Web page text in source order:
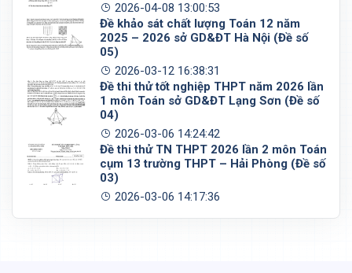
2026-04-08 13:00:53
Đề khảo sát chất lượng Toán 12 năm
2025 – 2026 sở GD&ĐT Hà Nội (Đề số
05)
2026-03-12 16:38:31
Đề thi thử tốt nghiệp THPT năm 2026 lần
1 môn Toán sở GD&ĐT Lạng Sơn (Đề số
04)
2026-03-06 14:24:42
Đề thi thử TN THPT 2026 lần 2 môn Toán
cụm 13 trường THPT – Hải Phòng (Đề số
03)
2026-03-06 14:17:36